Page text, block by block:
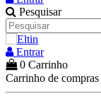
Pesquisar
Entrar
0 Carrinho
Carrinho de compras